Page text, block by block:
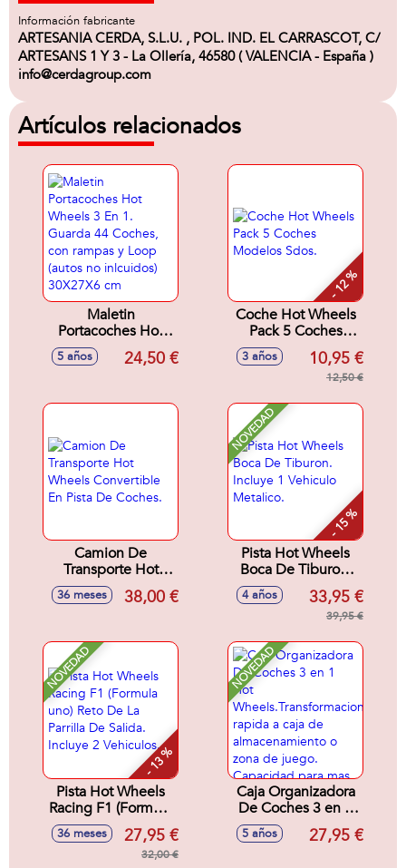
Información fabricante
ARTESANIA CERDA, S.L.U. , POL. IND. EL CARRASCOT, C/
ARTESANS 1 Y 3 - La Ollería, 46580 ( VALENCIA - España )
info@cerdagroup.com
Artículos relacionados
Maletin
Portacoches Hot
Wheels 3 En 1.
Guarda 44 Coches,
5 años 24,50 €
- 12 %
Coche Hot Wheels
Pack 5 Coches
Modelos Sdos.
3 años 10,95 €
12,50 €
Camion De
Transporte Hot
Wheels Convertible
En Pista De
36 meses 38,00 €
NOVEDAD
- 15 %
Pista Hot Wheels
Boca De Tiburon.
Incluye 1 Vehiculo
Metalico.
4 años 33,95 €
39,95 €
NOVEDAD
- 13 %
Pista Hot Wheels
Racing F1 (Formula
uno) Reto De La
Parrilla De Salida.
Incluye 2 Vehiculos.
36 meses 27,95 €
32,00 €
NOVEDAD
Caja Organizadora
De Coches 3 en 1
Wheels.Transformacion
5 años 27,95 €